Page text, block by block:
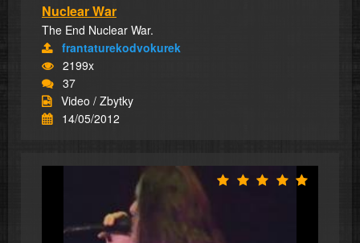
Nuclear War
The End Nuclear War.
frantaturekodvokurek
2199x
37
Video / Zbytky
14/05/2012